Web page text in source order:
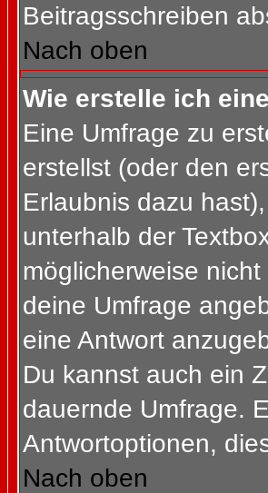
Beitragsschreiben
Nach oben
Wie erstelle ich
Eine Umfrage zu
erstellst (oder den
Erlaubnis dazu
unterhalb der
möglicherweise
deine Umfrage
eine Antwort
Du kannst auch ein
dauernde Umfrage.
Antwortoptionen,
Nach oben